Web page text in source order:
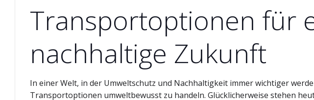
Transportoptionen für
nachhaltige Zukunft
In einer Welt, in der Umweltschutz und Nachhaltigkeit immer wichtiger
Transportoptionen umweltbewusst zu handeln. Glücklicherweise stehen